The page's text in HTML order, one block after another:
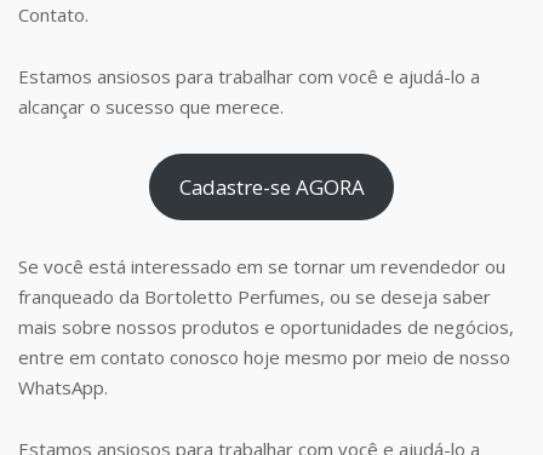
Contato.
Estamos ansiosos para trabalhar com você e ajudá-lo a
alcançar o sucesso que merece.
Cadastre-se AGORA
Se você está interessado em se tornar um revendedor ou
franqueado da Bortoletto Perfumes, ou se deseja saber
mais sobre nossos produtos e oportunidades de negócios,
entre em contato conosco hoje mesmo por meio de nosso
WhatsApp.
Estamos ansiosos para trabalhar com você e ajudá-lo a